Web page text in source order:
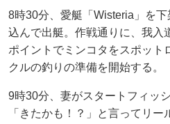
8時30分、愛艇「Wisteria」を
込んで出艇。作戦通りに、我入
ポイントでミンコタをスポット
クルの釣りの準備を開始する。
9時30分、妻がスタートフィッ
「きたかも！？」と言ってリ